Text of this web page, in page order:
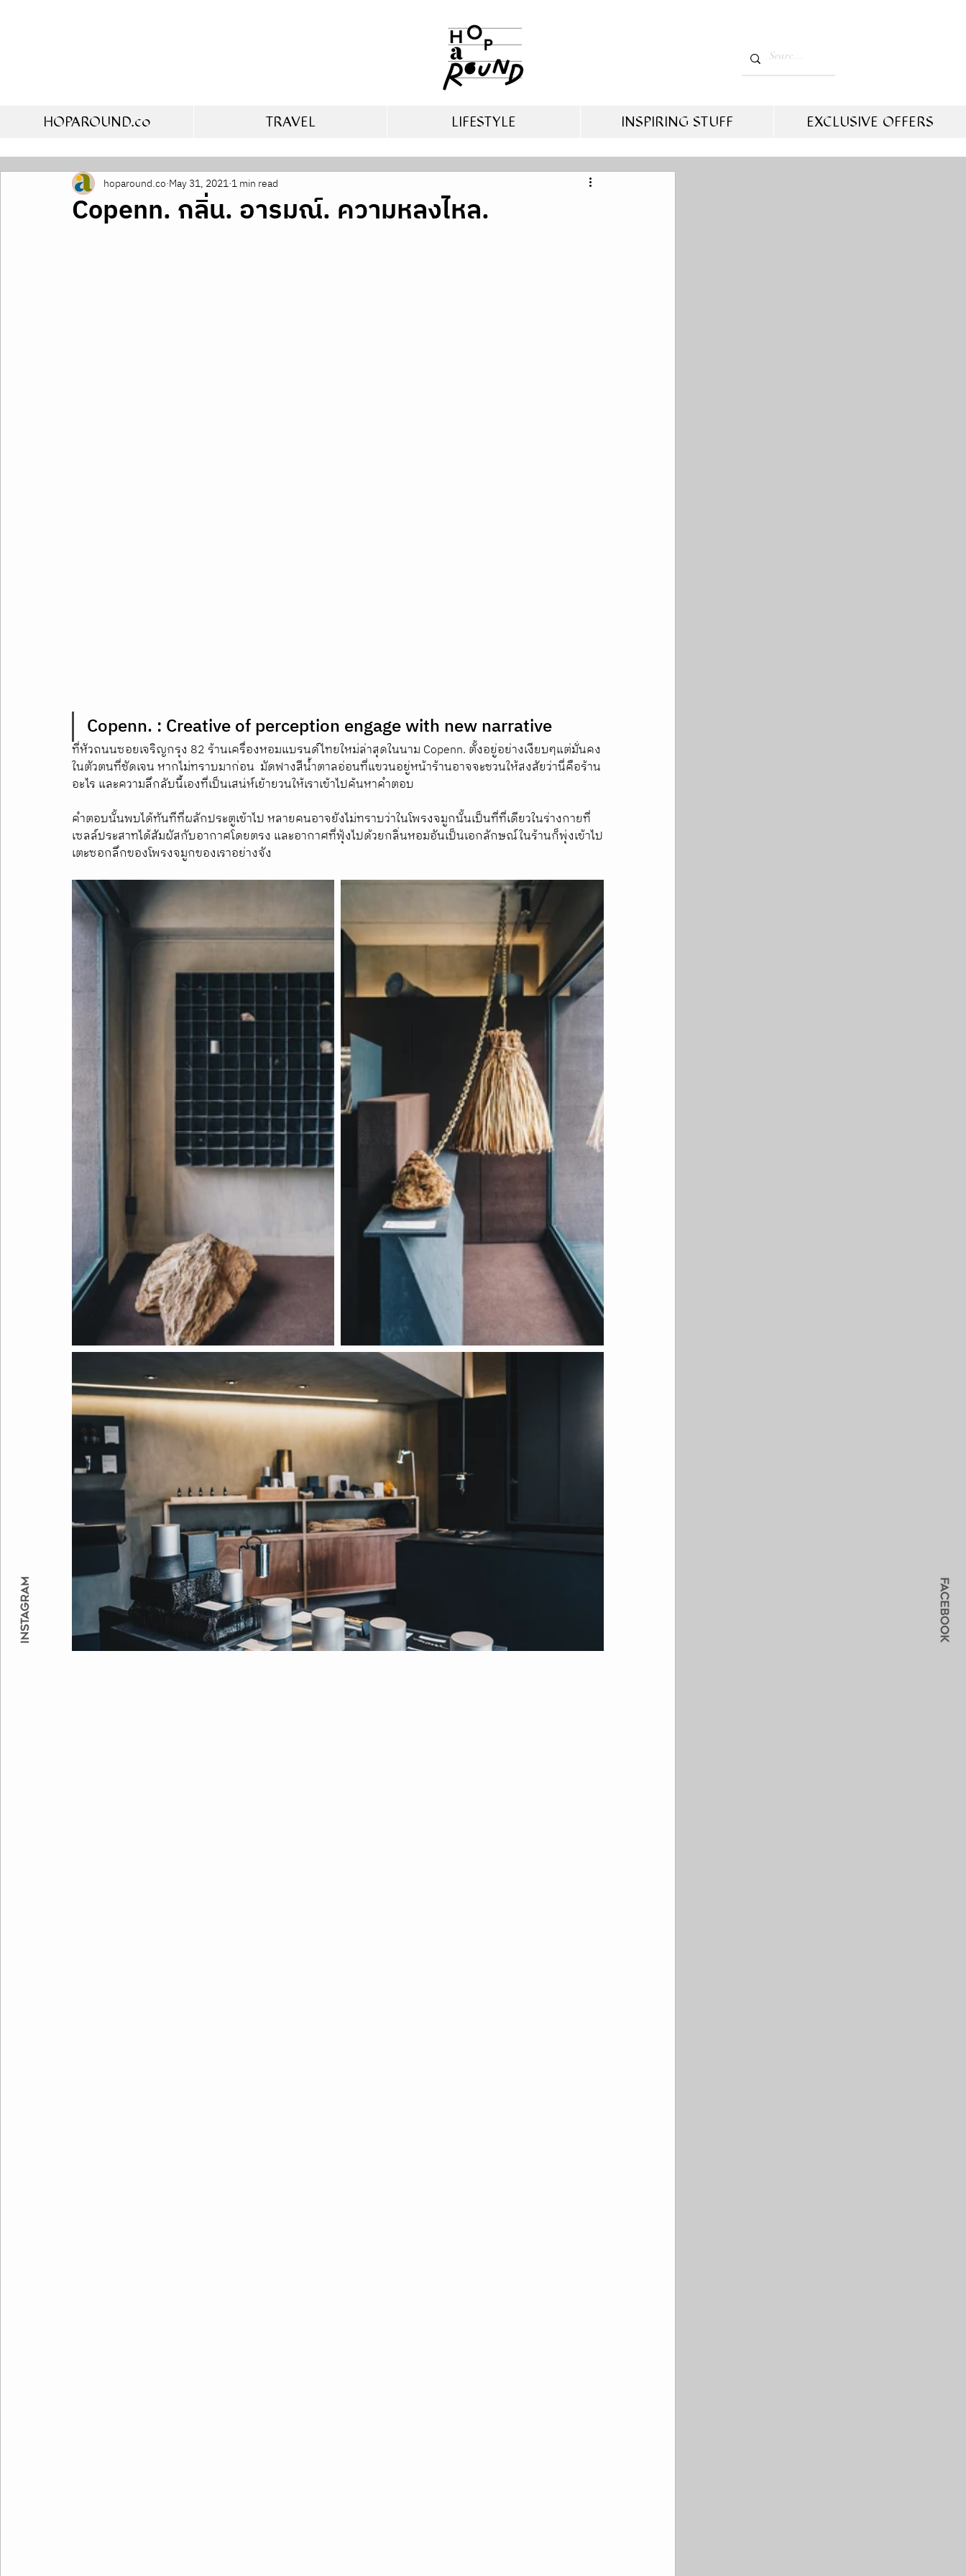
HOPAROUND.co TRAVEL LIFESTYLE INSPIRING STUFF EXCLUSIVE OFFERS
Copenn. กลิ่น. อารมณ์. ความหลงไหล.
hoparound.co May 31, 2021 1 min read
Copenn. : Creative of perception engage with new narrative
ที่หัวถนนซอยเจริญกรุง 82 ร้านเครื่องหอมแบรนด์ไทยใหม่ล่าสุดในนาม Copenn. ตั้งอยู่อย่างเงียบๆแต่มั่นคง
ในตัวตนที่ชัดเจน หากไม่ทราบมาก่อน  มัดฟางสีน้ำตาลอ่อนที่แขวนอยู่หน้าร้านอาจจะชวนให้สงสัยว่านี่คือร้าน
อะไร และความลึกลับนี้เองที่เป็นเสน่ห์เย้ายวนให้เราเข้าไปค้นหาคำตอบ
คำตอบนั้นพบได้ทันทีที่ผลักประตูเข้าไป หลายคนอาจยังไม่ทราบว่าในโพรงจมูกนั้นเป็นที่ที่เดียวในร่างกายที่
เซลล์ประสาทได้สัมผัสกับอากาศโดยตรง และอากาศที่ฟุ้งไปด้วยกลิ่นหอมอันเป็นเอกลักษณ์ในร้านก็พุ่งเข้าไป
เตะซอกลึกของโพรงจมูกของเราอย่างจัง